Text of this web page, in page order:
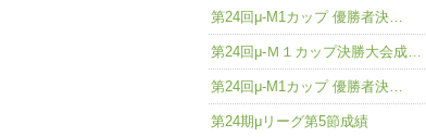
第24回μ-M1カップ 優勝者決…
第24回μ-Ｍ１カップ決勝大会成…
第24回μ-M1カップ 優勝者決…
第24期μリーグ第5節成績